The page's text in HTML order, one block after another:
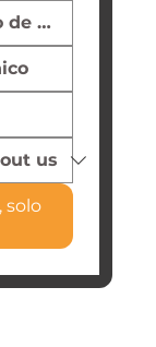
solo